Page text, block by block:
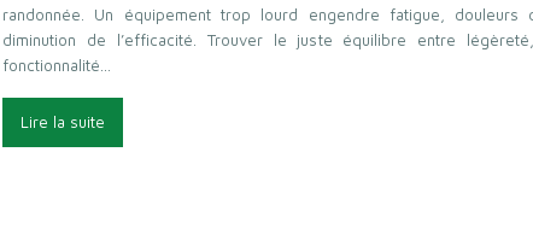
randonnée. Un équipement trop lourd engendre fatigue, douleurs
diminution de l’efficacité. Trouver le juste équilibre entre
fonctionnalité…
Lire la suite